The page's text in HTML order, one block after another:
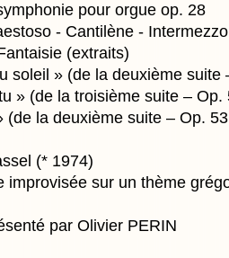
pour orgue op. 28
- Cantilène -
(extraits)
soleil » (de la deuxième suite
» (de la troisième suite – Op.
(de la deuxième suite – Op.
(* 1974)
improvisée sur un thème
par Olivier PERIN